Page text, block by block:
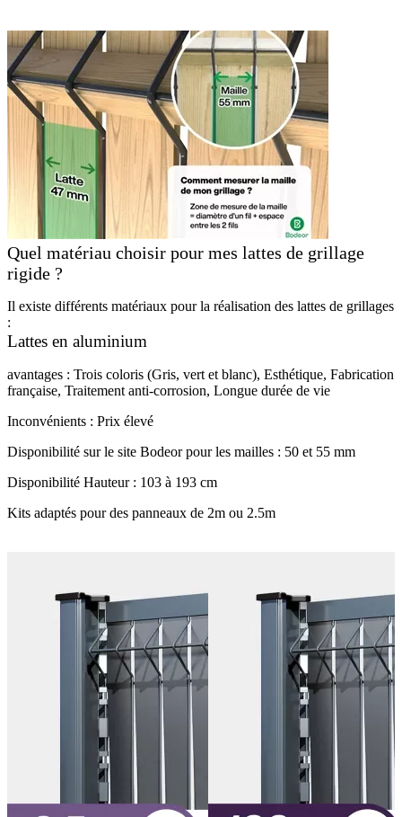
Quel matériau choisir pour mes lattes de grillage
rigide ?
Il existe différents matériaux pour la réalisation des lattes de grillages
:
Lattes en aluminium
avantages : Trois coloris (Gris, vert et blanc), Esthétique, Fabrication
française, Traitement anti-corrosion, Longue durée de vie
Inconvénients : Prix élevé
Disponibilité sur le site Bodeor pour les mailles : 50 et 55 mm
Disponibilité Hauteur : 103 à 193 cm
Kits adaptés pour des panneaux de 2m ou 2.5m